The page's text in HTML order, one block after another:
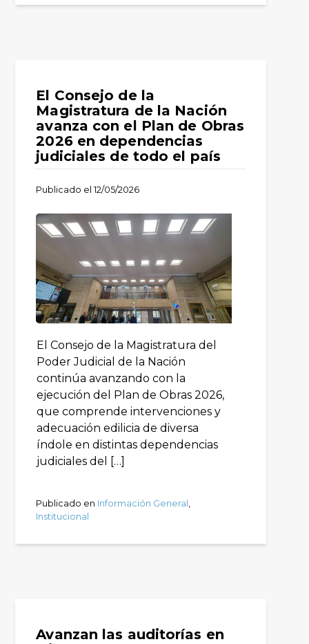
El Consejo de la
Magistratura de la Nación
avanza con el Plan de Obras
2026 en dependencias
judiciales de todo el país
Publicado el12/05/2026
El Consejo de la Magistratura del
Poder Judicial de la Nación
continúa avanzando con la
ejecución del Plan de Obras 2026,
que comprende intervenciones y
adecuación edilicia de diversa
índole en distintas dependencias
judiciales del […]
Publicado en Información General ,
Institucional
Avanzan las auditorías en